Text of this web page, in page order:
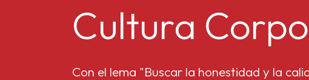
Cultura
Con el lema "Buscar la honestidad y la